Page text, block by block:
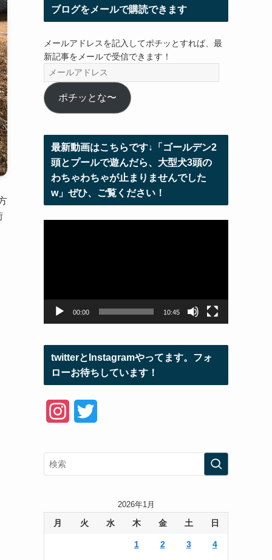
ブログをメールで購読できます
メールアドレスを記入してポチッとすれば、最
新記事をメールで受信できます！
ー
ル
ア
レ
ス
ポチッとな〜
最新動画はこちらです↓「ゴールデン2
頭とプールで遊んだら、大型犬3頭の
わちゃわちゃが止まりませんでした
w」ぜひ、ご覧ください！
00:00 10:45
twitterとInstagramやってます。フォ
ローお待ちしています！
2026年1月
月 火 水 木 金 土 日
1 2 3 4